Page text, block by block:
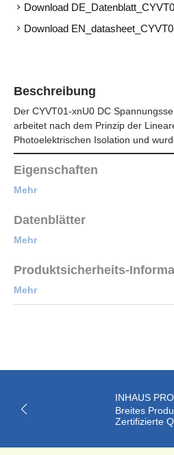
Download
Download
Beschreibung
Der CYVT01-xnU0 DC
arbeitet nach dem Prinzip der
Photoelektrischen Isolation und
Eigenschaften
Mehr
Datenblätter
Mehr
Produktsicherheits-
Mehr
INHAUS
Breites
Zertifizierte